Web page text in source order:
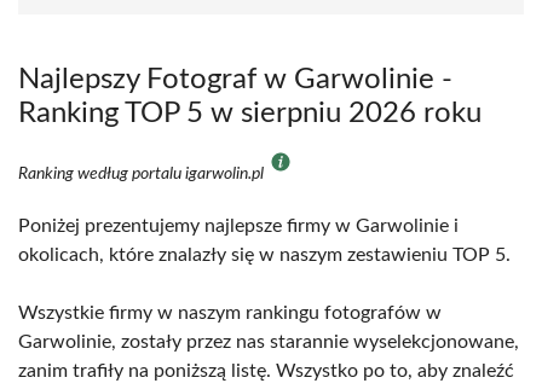
Najlepszy Fotograf w Garwolinie -
Ranking TOP 5 w sierpniu 2026 roku
Ranking według portalu igarwolin.pl
Poniżej prezentujemy najlepsze firmy w Garwolinie i
okolicach, które znalazły się w naszym zestawieniu TOP 5.
Wszystkie firmy w naszym rankingu fotografów w
Garwolinie, zostały przez nas starannie wyselekcjonowane,
zanim trafiły na poniższą listę. Wszystko po to, aby znaleźć